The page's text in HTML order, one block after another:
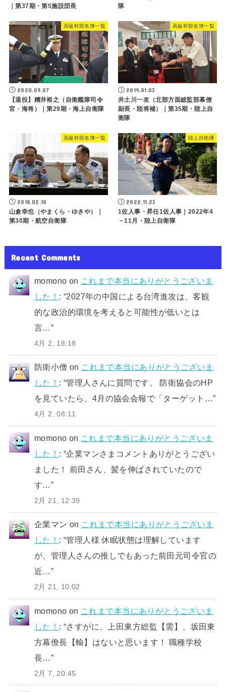
｜第37期・第5施設団長
隊
高級幹部名簿一覧
2020.09.07
【退役】糟井裕之（自衛艦隊司令
官・海将）｜第29期・海上自衛隊
高級幹部名簿一覧
2019.01.03
井土川一友（北部方面総監部幕僚
副長・陸将補）｜第35期・陸上自
衛隊
高級幹部名簿一覧
2018.02.10
山倉幸也（やまくら・ゆきや）｜
第30期・航空自衛隊
陸上自衛隊
2022.11.23
1佐人事・昇任1佐人事｜2022年4
－11月・陸上自衛隊
Recent Comments
momono on これまで本当にありがとうございま
した！ : “2027年の中国による台湾進攻は、客観
的な政治的環境を考えると可能性が低いとは
言…”
4月 2, 18:18
防衛小僧 on これまで本当にありがとうございま
した！ : “管理人さんに質問です。 防衛協会のHP
を見ていたら、4月の協会会報で「ターゲット…”
4月 2, 08:11
momono on これまで本当にありがとうございま
した！ : “企業マンさまコメントありがとうござい
ました！ 前田さん、髪を伸ばされていたので
す…”
2月 21, 12:39
企業マン on これまで本当にありがとうございま
した！ : “管理人様 休眠状態は理解しています
が、管理人さんの推しでもあった前田元司令官の
近…”
2月 21, 10:02
momono on これまで本当にありがとうございま
した！ : “さすがに、上田東方総監【需】、坂田東
方幕僚長【輸】はないと思います！ 職種学校
長…”
2月 7, 20:45